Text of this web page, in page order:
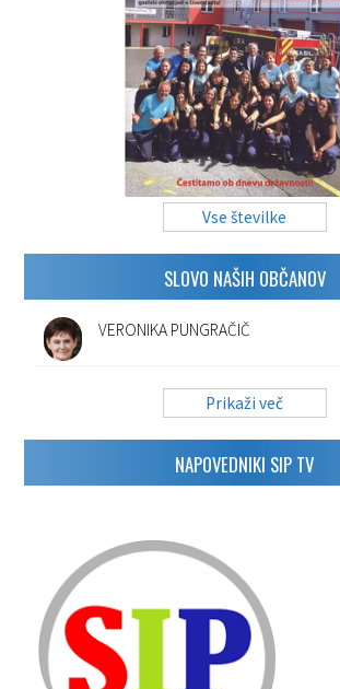
Vse številke
SLOVO NAŠIH OBČANOV
VERONIKA PUNGRAČIČ
Prikaži več
NAPOVEDNIKI SIP TV